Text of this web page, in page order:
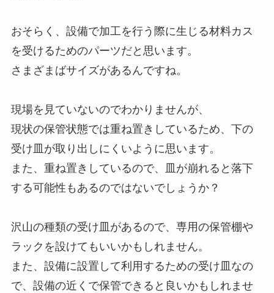
おそらく、設備で加工を行う際に生じる材料カス
を受けるためのパーツだと思います。
さまざまばサイズがあるんですね。
現場を見ていないのでわかりませんが、
現状の保管状態では重ね置きしているため、下の
受け皿が取り出しにくいように思います。
また、重ね置きしているので、皿が崩れると落下
する可能性もあるのではないでしょうか？
沢山の種類の受け皿があるので、専用の保管棚や
ラックを設けてもいいかもしれません。
また、設備に設置して利用するための受け皿なの
で、設備の近くで保管できると良いかもしれませ